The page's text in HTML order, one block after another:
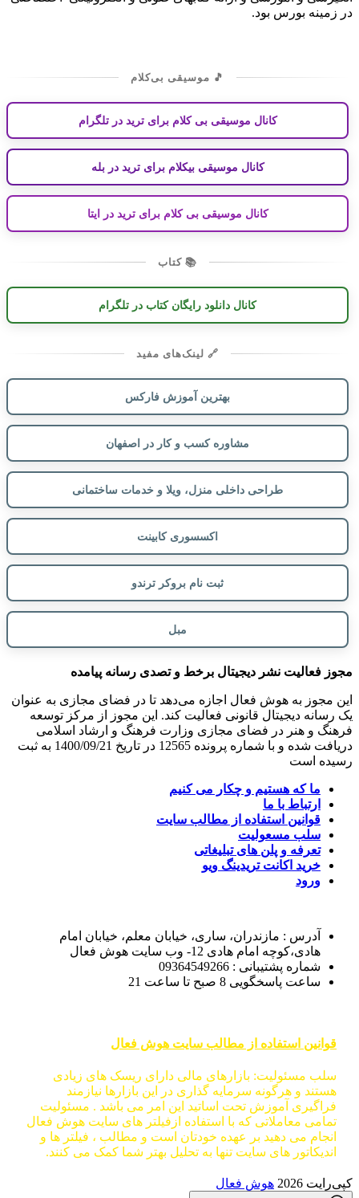
در زمینه بورس بود.
🎵 موسیقی بی‌کلام
کانال موسیقی بی کلام برای ترید در تلگرام
کانال موسیقی بیکلام برای ترید در بله
کانال موسیقی بی کلام برای ترید در ایتا
📚 کتاب
کانال دانلود رایگان کتاب در تلگرام
🔗 لینک‌های مفید
بهترین آموزش فارکس
مشاوره کسب و کار در اصفهان
طراحی داخلی منزل، ویلا و خدمات ساختمانی
اکسسوری کابینت
ثبت نام بروکر ترندو
مبل
مجوز فعالیت نشر دیجیتال برخط و تصدی رسانه پیامده
این مجوز به هوش فعال اجازه می‌دهد تا در فضای مجازی به عنوان
یک رسانه دیجیتال قانونی فعالیت کند. این مجوز از مرکز توسعه
فرهنگ و هنر در فضای مجازی وزارت فرهنگ و ارشاد اسلامی
دریافت شده و با شماره پرونده 12565 در تاریخ 1400/09/21 به ثبت
رسیده است
ما که هستیم و چکار می کنیم
ارتباط با ما
قوانین استفاده از مطالب سایت
سلب مسعولیت
تعرفه و پلن های تبلیغاتی
خرید اکانت تریدینگ ویو
ورود
آدرس : مازندران، ساری، خیابان معلم، خیابان امام
هادی،کوچه امام هادی 12- وب سایت هوش فعال
شماره پشتیبانی : 09364549266
ساعت پاسخگویی 8 صبح تا ساعت 21
قوانین استفاده از مطالب سایت هوش فعال
سلب مسئولیت: بازارهای مالی دارای ریسک های زیادی
هستند و هرگونه سرمایه گذاری در این بازارها نیازمند
فراگیری آموزش تحت اساتید این امر می باشد . مسئولیت
تمامی معاملاتی که با استفاده ازفیلتر های سایت هوش فعال
انجام می دهید بر عهده خودتان است و مطالب ، فیلتر ها و
اندیکاتور های سایت تنها به تحلیل بهتر شما کمک می کنند.
کپی‌رایت 2026 هوش فعال